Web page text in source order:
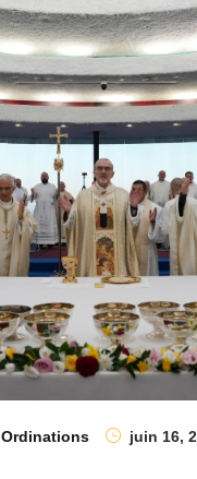
Ordinations juin 16,